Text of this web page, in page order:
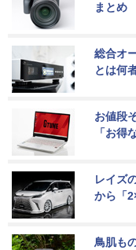
まとめ
総合オ
とは何
お値段
「お得
レイズ
から「
鳥肌も